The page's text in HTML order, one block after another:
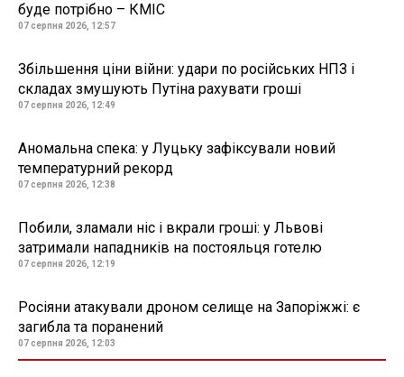
буде потрібно – КМІС
07 серпня 2026, 12:57
Збільшення ціни війни: удари по російських НПЗ і
складах змушують Путіна рахувати гроші
07 серпня 2026, 12:49
Аномальна спека: у Луцьку зафіксували новий
температурний рекорд
07 серпня 2026, 12:38
Побили, зламали ніс і вкрали гроші: у Львові
затримали нападників на постояльця готелю
07 серпня 2026, 12:19
Росіяни атакували дроном селище на Запоріжжі: є
загибла та поранений
07 серпня 2026, 12:03